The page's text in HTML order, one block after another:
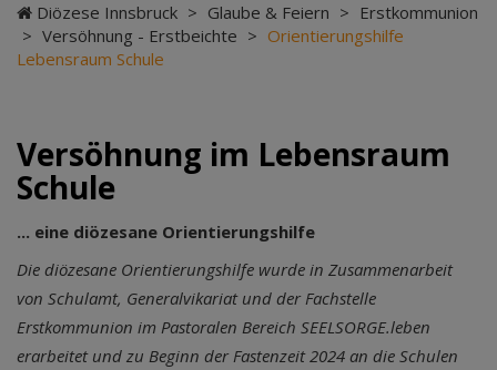
Diözese Innsbruck > Glaube & Feiern > Erstkommunion
> Versöhnung - Erstbeichte > Orientierungshilfe
Lebensraum Schule
Versöhnung im Lebensraum
Schule
... eine diözesane Orientierungshilfe
Die diözesane Orientierungshilfe wurde in Zusammenarbeit
von Schulamt, Generalvikariat und der Fachstelle
Erstkommunion im Pastoralen Bereich SEELSORGE.leben
erarbeitet und zu Beginn der Fastenzeit 2024 an die Schulen